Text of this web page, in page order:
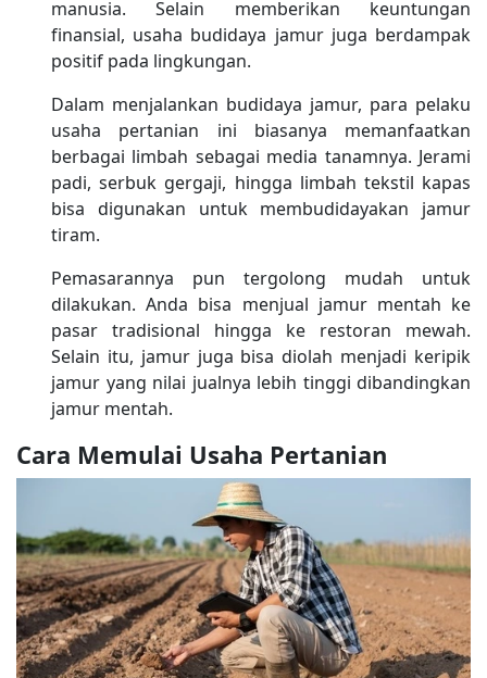
manusia. Selain memberikan keuntungan
finansial, usaha budidaya jamur juga berdampak
positif pada lingkungan.
Dalam menjalankan budidaya jamur, para pelaku
usaha pertanian ini biasanya memanfaatkan
berbagai limbah sebagai media tanamnya. Jerami
padi, serbuk gergaji, hingga limbah tekstil kapas
bisa digunakan untuk membudidayakan jamur
tiram.
Pemasarannya pun tergolong mudah untuk
dilakukan. Anda bisa menjual jamur mentah ke
pasar tradisional hingga ke restoran mewah.
Selain itu, jamur juga bisa diolah menjadi keripik
jamur yang nilai jualnya lebih tinggi dibandingkan
jamur mentah.
Cara Memulai Usaha Pertanian